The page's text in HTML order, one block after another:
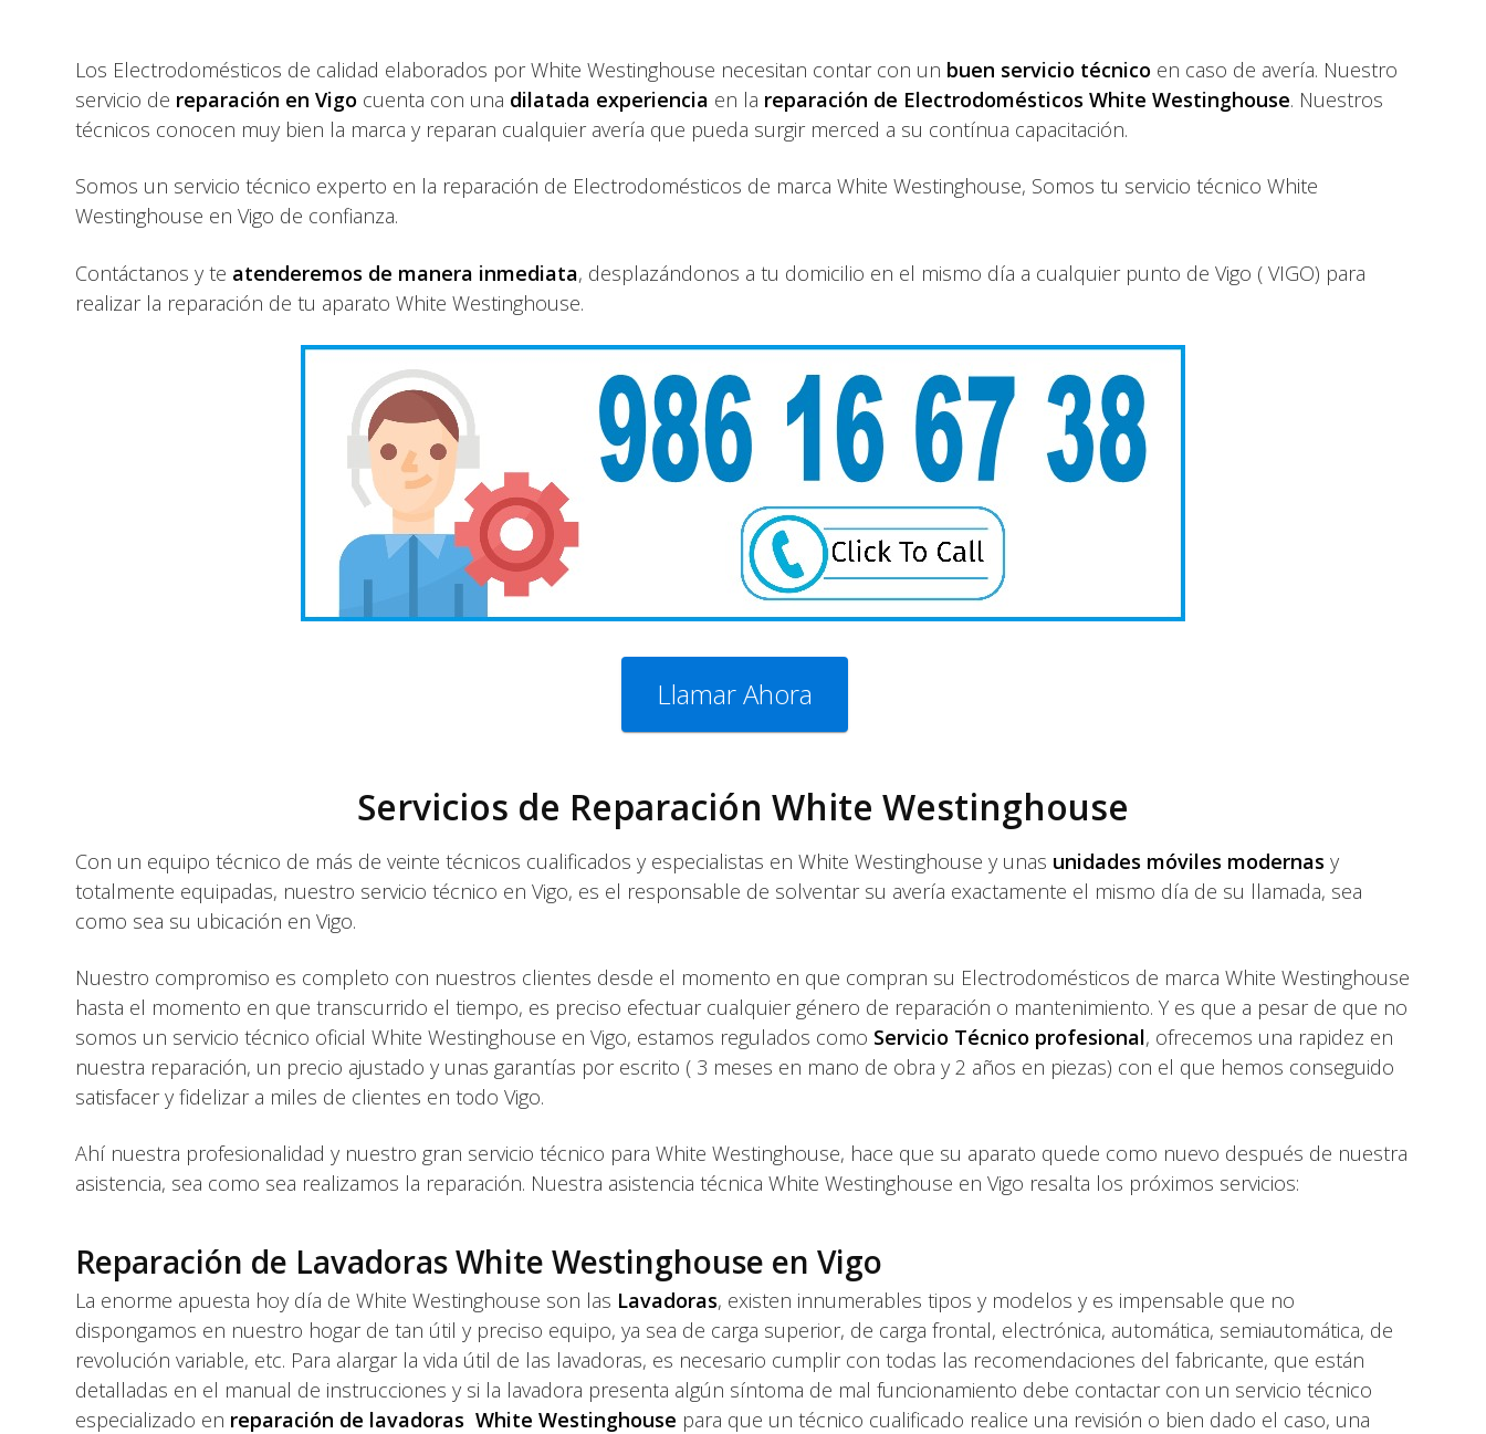
Los Electrodomésticos de calidad elaborados por White Westinghouse necesitan contar con un buen servicio técnico en caso de avería. Nuestro
servicio de reparación en Vigo cuenta con una dilatada experiencia en la reparación de Electrodomésticos White Westinghouse. Nuestros
técnicos conocen muy bien la marca y reparan cualquier avería que pueda surgir merced a su contínua capacitación.
Somos un servicio técnico experto en la reparación de Electrodomésticos de marca White Westinghouse, Somos tu servicio técnico White
Westinghouse en Vigo de confianza.
Contáctanos y te atenderemos de manera inmediata, desplazándonos a tu domicilio en el mismo día a cualquier punto de Vigo ( VIGO) para
realizar la reparación de tu aparato White Westinghouse.
Llamar Ahora
Servicios de Reparación White Westinghouse
Con un equipo técnico de más de veinte técnicos cualificados y especialistas en White Westinghouse y unas unidades móviles modernas y
totalmente equipadas, nuestro servicio técnico en Vigo, es el responsable de solventar su avería exactamente el mismo día de su llamada, sea
como sea su ubicación en Vigo.
Nuestro compromiso es completo con nuestros clientes desde el momento en que compran su Electrodomésticos de marca White Westinghouse
hasta el momento en que transcurrido el tiempo, es preciso efectuar cualquier género de reparación o mantenimiento. Y es que a pesar de que no
somos un servicio técnico oficial White Westinghouse en Vigo, estamos regulados como Servicio Técnico profesional, ofrecemos una rapidez en
nuestra reparación, un precio ajustado y unas garantías por escrito ( 3 meses en mano de obra y 2 años en piezas) con el que hemos conseguido
satisfacer y fidelizar a miles de clientes en todo Vigo.
Ahí nuestra profesionalidad y nuestro gran servicio técnico para White Westinghouse, hace que su aparato quede como nuevo después de nuestra
asistencia, sea como sea realizamos la reparación. Nuestra asistencia técnica White Westinghouse en Vigo resalta los próximos servicios:
Reparación de Lavadoras White Westinghouse en Vigo
La enorme apuesta hoy día de White Westinghouse son las Lavadoras, existen innumerables tipos y modelos y es impensable que no
dispongamos en nuestro hogar de tan útil y preciso equipo, ya sea de carga superior, de carga frontal, electrónica, automática, semiautomática, de
revolución variable, etc. Para alargar la vida útil de las lavadoras, es necesario cumplir con todas las recomendaciones del fabricante, que están
detalladas en el manual de instrucciones y si la lavadora presenta algún síntoma de mal funcionamiento debe contactar con un servicio técnico
especializado en reparación de lavadoras White Westinghouse para que un técnico cualificado realice una revisión o bien dado el caso, una